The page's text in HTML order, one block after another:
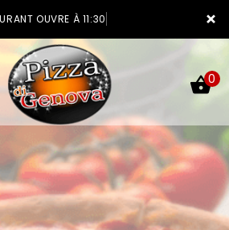
×
OUVRE À 11:30
0